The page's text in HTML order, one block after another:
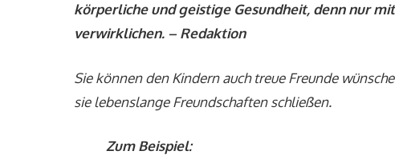
körperliche und geistige Gesundheit, denn nur
verwirklichen. – Redaktion
Sie können den Kindern auch treue Freunde
sie lebenslange Freundschaften schließen.
Zum Beispiel: